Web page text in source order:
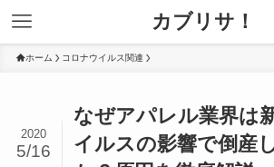
カブリサ！
ホーム コロナウイルス関連
なぜアパレル業界は
イルスの影響で倒産
2020
5/16